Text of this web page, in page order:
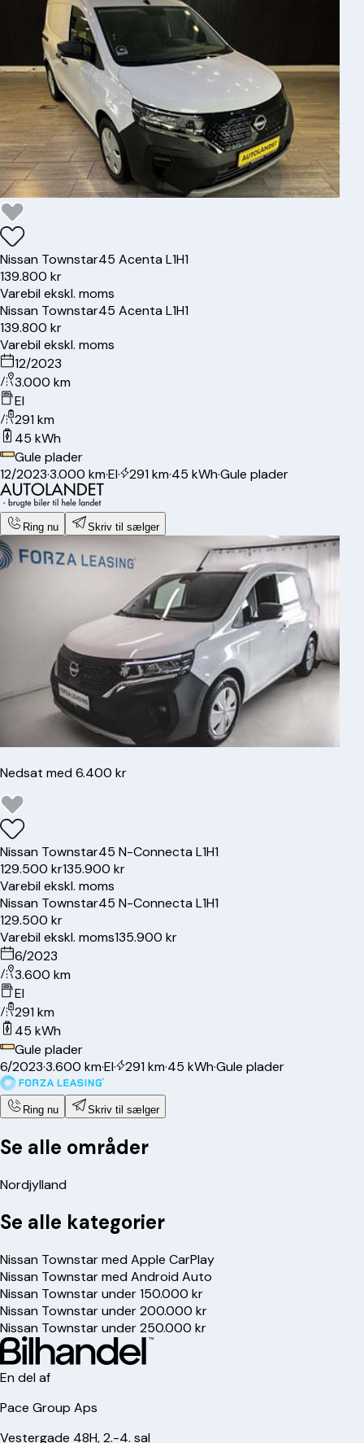
Nissan Townstar45 Acenta L1H1
139.800 kr
Varebil ekskl. moms
Nissan Townstar45 Acenta L1H1
139.800 kr
Varebil ekskl. moms
12/2023
3.000 km
El
291 km
45 kWh
Gule plader
12/2023·3.000 km·El· 291 km·45 kWh·Gule plader
Ring nu Skriv til sælger
Nedsat med 6.400 kr
Nissan Townstar45 N-Connecta L1H1
129.500 kr135.900 kr
Varebil ekskl. moms
Nissan Townstar45 N-Connecta L1H1
129.500 kr
Varebil ekskl. moms135.900 kr
6/2023
3.600 km
El
291 km
45 kWh
Gule plader
6/2023·3.600 km·El· 291 km·45 kWh·Gule plader
Ring nu Skriv til sælger
Se alle områder
Nordjylland
Se alle kategorier
Nissan Townstar med Apple CarPlay
Nissan Townstar med Android Auto
Nissan Townstar under 150.000 kr
Nissan Townstar under 200.000 kr
Nissan Townstar under 250.000 kr
En del af
Pace Group Aps
Vestergade 48H, 2.-4. sal